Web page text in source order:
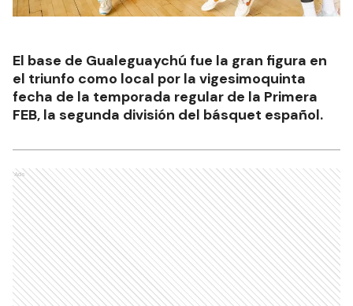
El base de Gualeguaychú fue la gran figura en
el triunfo como local por la vigesimoquinta
fecha de la temporada regular de la Primera
FEB, la segunda división del básquet español.
Ads